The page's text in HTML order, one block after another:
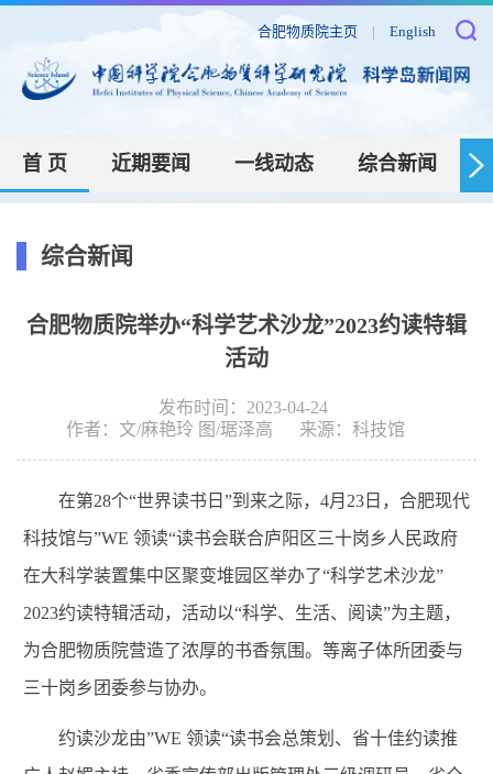
合肥物质院主页 | English
首 页 近期要闻 一线动态 综合新闻
综合新闻
合肥物质院举办“科学艺术沙龙”2023约读特辑
活动
发布时间：2023-04-24
作者： 文/麻艳玲 图/琚泽高 来源： 科技馆
在第28个“世界读书日 ”到来之际，4月23日， 合肥现代
科技馆与”WE 领读“读书会联合庐阳区三十岗乡人民政府
在大科学装置集中区聚变堆园区举办了“科学艺术沙龙”
2023约读特辑活动，活动以“科学、生活、阅读”为主题，
为合肥物质院营造了浓厚的书香氛围。等离子体所团委与
三十岗乡团委参与协办。
约读沙龙由”WE 领读“读书会总策划、省十佳约读推